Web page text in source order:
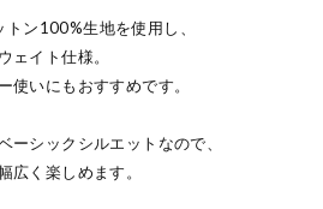
ン100%生地を使用し、
ェイト仕様。
使いにもおすすめです。
ーシックシルエットなので、
広く楽しめます。